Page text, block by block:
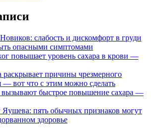
слабость и дискомфорт в груди
опасными симптомами
повышает уровень сахара в крови —
раскрывает причины чрезмерного
— вот что с этим можно сделать
вызывают быстрое повышение сахара —
пять обычных признаков могут
здоровье